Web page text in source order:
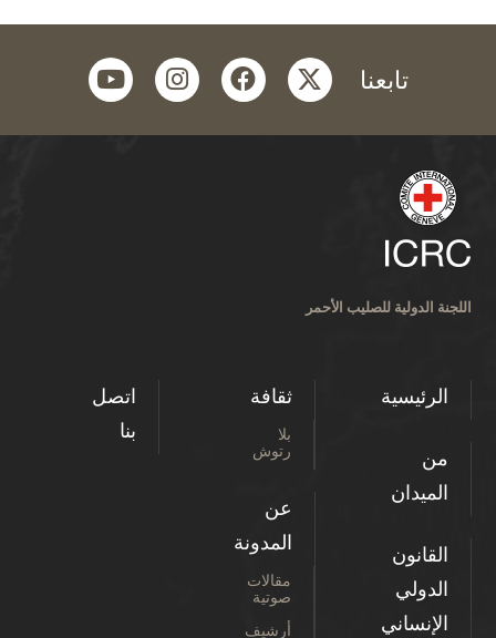
تابعنا twitter
facebook
instagram
youtube
اللجنة الدولية للصليب الأحمر
الرئيسية
من
الميدان
القانون
الدولي
الإنساني
ثقافة
بلا
رتوش
عن
المدونة
مقالات
صوتية
أرشيف
اتصل
بنا